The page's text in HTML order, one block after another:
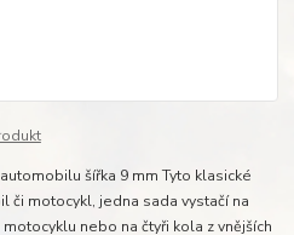
šířka 9 mm Tyto klasické
či motocykl, jedna sada vystačí na
nebo na čtyři kola z vnějších